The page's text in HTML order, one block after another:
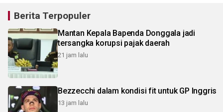
Berita Terpopuler
Mantan Kepala Bapenda Donggala jadi
tersangka korupsi pajak daerah
21 jam lalu
Bezzecchi dalam kondisi fit untuk GP Inggris
13 jam lalu